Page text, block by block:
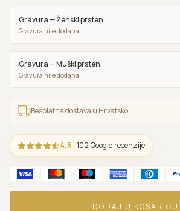
Gravura — Ženski prsten
Gravura nije dodana
Gravura — Muški prsten
Gravura nije dodana
Besplatna dostava u Hrvatskoj
4,5 · 102 Google recenzije
DODAJ U KOŠARICU